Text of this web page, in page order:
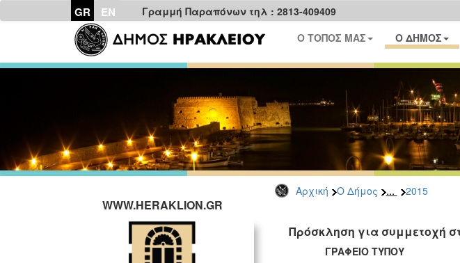
GR EN Γραμμή Παραπόνων τηλ : 2813-409409
Ο ΤΟΠΟΣ ΜΑΣ Ο ΔΗΜΟΣ
Αρχική Ο Δήμος ... 2015
WWW.HERAKLION.GR
Πρόσκληση για συμμετοχή
ΓΡΑΦΕΙΟ ΤΥΠΟΥ